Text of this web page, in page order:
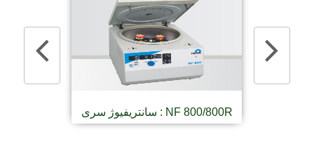
سانتريفيوژ سری : NF 800/800R